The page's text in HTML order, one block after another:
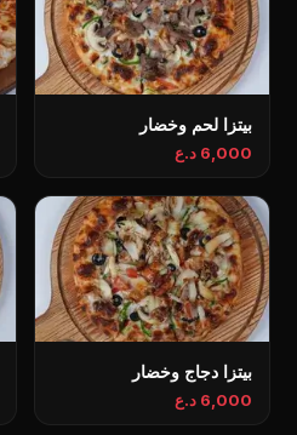
بيتزا لحم وخضار
6,000 د.ع
بيتزا دجاج وخضار
6,000 د.ع